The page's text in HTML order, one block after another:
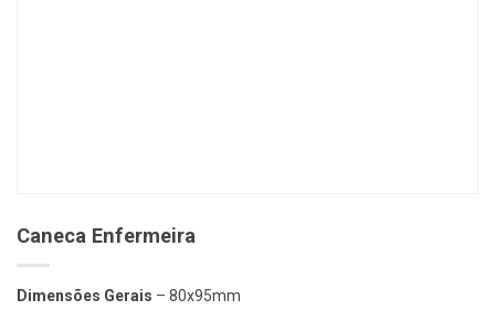
Caneca Enfermeira
Dimensões Gerais – 80x95mm